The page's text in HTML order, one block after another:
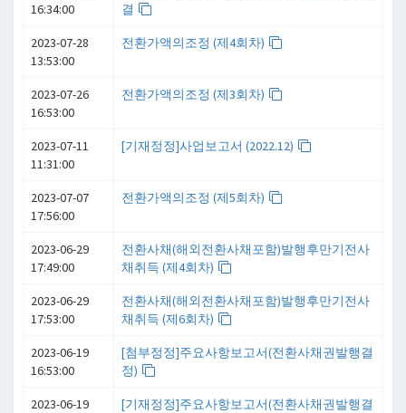
16:34:00
결
2023-07-28
13:53:00
전환가액의조정 (제4회차)
2023-07-26
16:53:00
전환가액의조정 (제3회차)
2023-07-11
11:31:00
[기재정정]사업보고서 (2022.12)
2023-07-07
17:56:00
전환가액의조정 (제5회차)
2023-06-29
17:49:00
전환사채(해외전환사채포함)발행후만기전사
채취득 (제4회차)
2023-06-29
17:53:00
전환사채(해외전환사채포함)발행후만기전사
채취득 (제6회차)
2023-06-19
16:53:00
[첨부정정]주요사항보고서(전환사채권발행결
정)
2023-06-19
[기재정정]주요사항보고서(전환사채권발행결